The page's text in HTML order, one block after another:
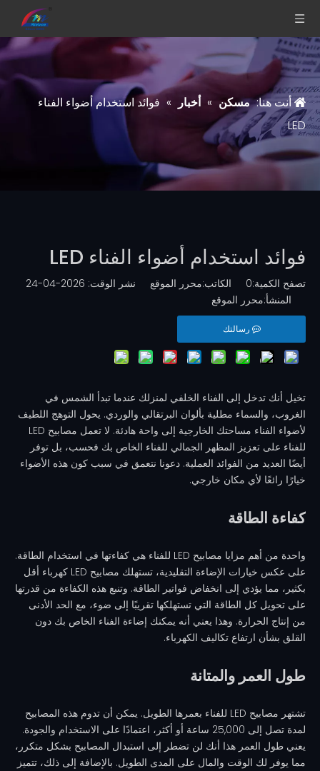
أنت هنا: مسكن » أخبار » فوائد استخدام أضواء الفناء
LED
فوائد استخدام أضواء الفناء LED
تصفح الكمية:0
الكاتب:محرر الموقع نشر الوقت: 2026-04-24
المنشأ:محرر الموقع
رسالتك
تخيل أنك تدخل إلى الفناء الخلفي لمنزلك عندما تبدأ الشمس في
الغروب، والسماء مطلية بألوان البرتقالي والوردي. يحول التوهج اللطيف
لأضواء الفناء مساحتك الخارجية إلى واحة هادئة. لا تعمل مصابيح LED
للفناء على تعزيز المظهر الجمالي للفناء الخاص بك فحسب، بل توفر
أيضًا العديد من الفوائد العملية. دعونا نتعمق في سبب كون هذه الأضواء
خيارًا رائعًا لأي مكان خارجي.
كفاءة الطاقة
واحدة من أهم مزايا مصابيح LED للفناء هي كفاءتها في استخدام الطاقة.
على عكس خيارات الإضاءة التقليدية، تستهلك مصابيح LED كهرباء أقل
بكثير، مما يؤدي إلى انخفاض فواتير الطاقة. وتنبع هذه الكفاءة من قدرتها
على تحويل كل الطاقة التي تستهلكها تقريبًا إلى ضوء، مع الحد الأدنى
من إنتاج الحرارة. وهذا يعني أنه يمكنك إضاءة الفناء الخاص بك دون
القلق بشأن ارتفاع تكاليف الكهرباء.
طول العمر والمتانة
تشتهر مصابيح LED للفناء بعمرها الطويل. يمكن أن تدوم هذه المصابيح
لمدة تصل إلى 25,000 ساعة أو أكثر، اعتمادًا على الاستخدام والجودة.
يعني طول العمر هذا أنك لن تضطر إلى استبدال المصابيح بشكل متكرر،
مما يوفر لك الوقت والمال على المدى الطويل. بالإضافة إلى ذلك، تتميز